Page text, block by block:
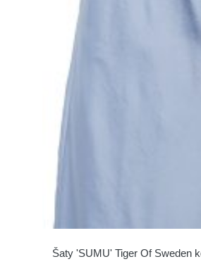
Šaty 'SUMU' Tiger Of Sweden